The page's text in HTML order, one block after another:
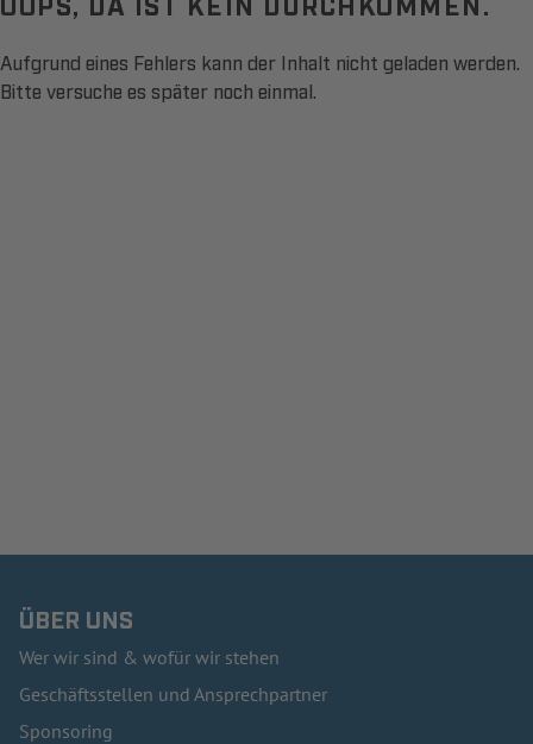
Aufgrund eines Fehlers kann der Inhalt nicht geladen werden.
Bitte versuche es später noch einmal.
ÜBER UNS
Wer wir sind & wofür wir stehen
Geschäftsstellen und Ansprechpartner
Sponsoring